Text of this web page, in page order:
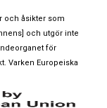
och åsikter som
och utgör inte
för
Varken Europeiska